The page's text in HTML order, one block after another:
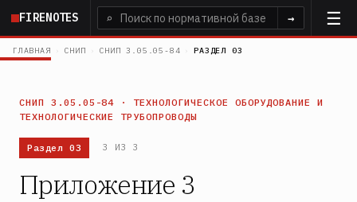
Перейти
основному
FIRENOTES ⌕ →
ГЛАВНАЯ › СНИП › СНИП 3.05.05-84 › РАЗДЕЛ 03
СНИП 3.05.05-84 · ТЕХНОЛОГИЧЕСКОЕ ОБОРУДОВАНИЕ И
ТЕХНОЛОГИЧЕСКИЕ ТРУБОПРОВОДЫ
Раздел 03 3 ИЗ 3
Приложение 3